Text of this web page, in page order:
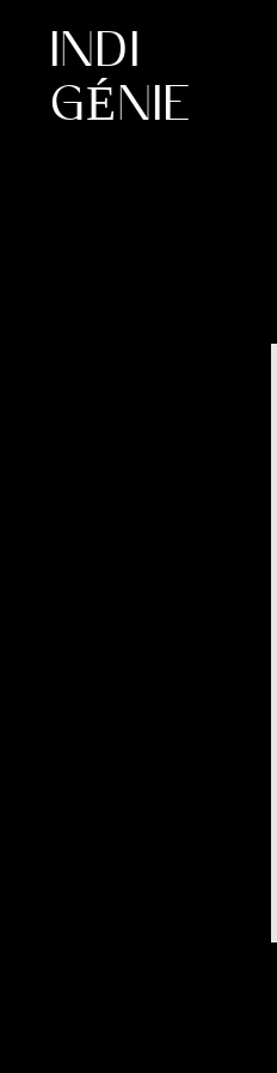
INDI
GÉNIE